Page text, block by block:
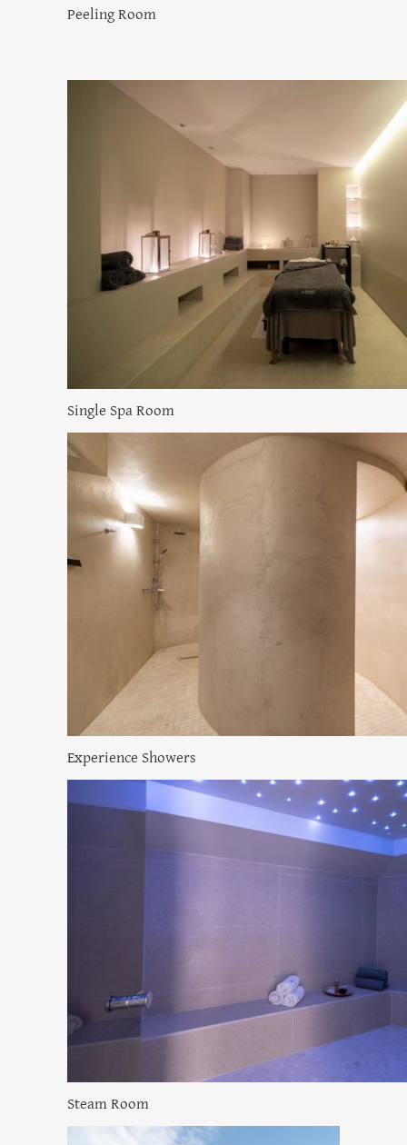
Peeling Room
Single Spa Room
Experience Showers
Steam Room